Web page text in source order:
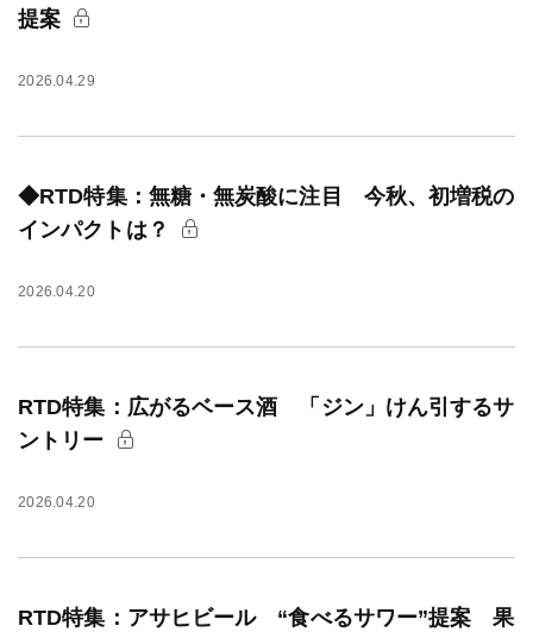
提案
2026.04.29
◆RTD特集：無糖・無炭酸に注目 今秋、初増税の
インパクトは？
2026.04.20
RTD特集：広がるベース酒 「ジン」けん引するサ
ントリー
2026.04.20
RTD特集：アサヒビール “食べるサワー”提案 果